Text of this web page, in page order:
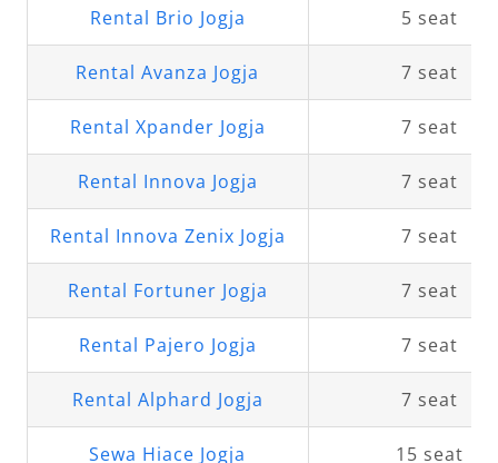
Rental Brio Jogja 5 seat
Rental Avanza Jogja 7 seat
Rental Xpander Jogja 7 seat
Rental Innova Jogja 7 seat
Rental Innova Zenix Jogja 7 seat
Rental Fortuner Jogja 7 seat
Rental Pajero Jogja 7 seat
Rental Alphard Jogja 7 seat
Sewa Hiace Jogja 15 seat